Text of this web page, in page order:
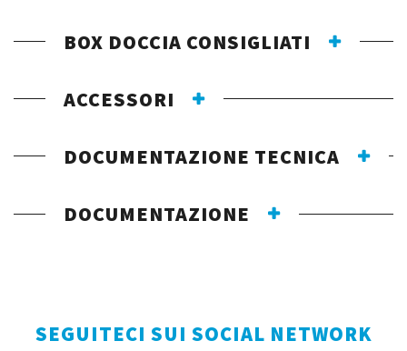
BOX DOCCIA CONSIGLIATI
ACCESSORI
DOCUMENTAZIONE TECNICA
DOCUMENTAZIONE
SEGUITECI SUI SOCIAL NETWORK